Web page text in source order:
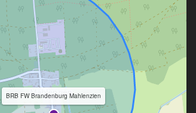
BRB FW Brandenburg Mahlenzien